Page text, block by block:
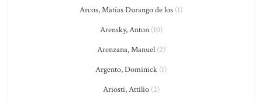
Arcos, Matías Durango de los (1)
Arensky, Anton(10)
Arenzana, Manuel(2)
Argento, Dominick (1)
Ariosti, Attilio(2)